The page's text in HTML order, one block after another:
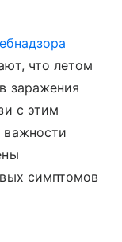
что летом
заражения
с этим
важности
симптомов